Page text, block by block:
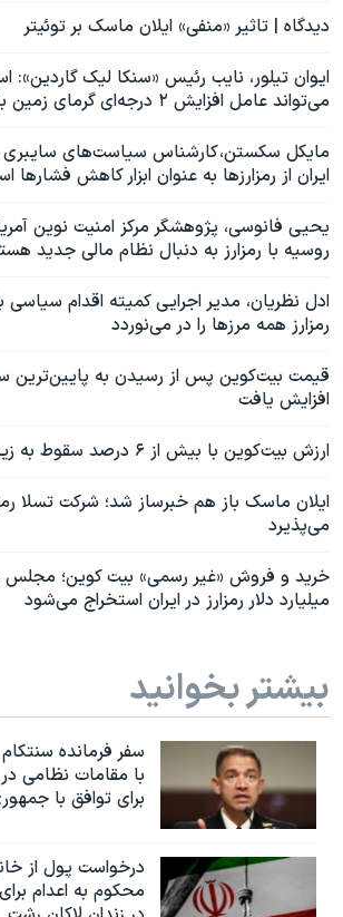
دیدگاه | تاثیر «منفی» ایلان ماسک بر توئیتر
ایوان تیلور، نایب رئیس «سنکا لیک گاردین»:
می‌تواند عامل افزایش ۲ درجه‌ای گرمای زمین باشد
مایکل سکستن، کارشناس سیاست‌های سایبری
ایران از رمزارزها به عنوان ابزار کاهش فشارها
یحیی فانوسی، پژوهشگر مرکز امنیت نوین
روسیه با رمزارز به دنبال نظام مالی جدید
ادل نظریان، مدیر اجرایی کمیته اقدام سیاسی
رمزارز همه مرزها را در می‌نوردد
افزایش یافت
ارزش بیت‌کوین با بیش از ۶ درصد سقوط به زیر ۴۷ هزار دلار رسید
ایلان ماسک باز هم خبرساز شد؛ شرکت تسلا
می‌پذیرد
میلیارد دلار رمزارز در ایران استخراج می‌شود
بیشتر بخوانید
سفر فرمانده سنتکام
با مقامات نظامی
برای توافق با
درخواست پول از
محکوم به‌ اعدام